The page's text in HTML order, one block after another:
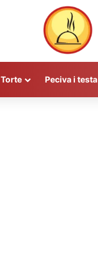
Torte Peciva i testa